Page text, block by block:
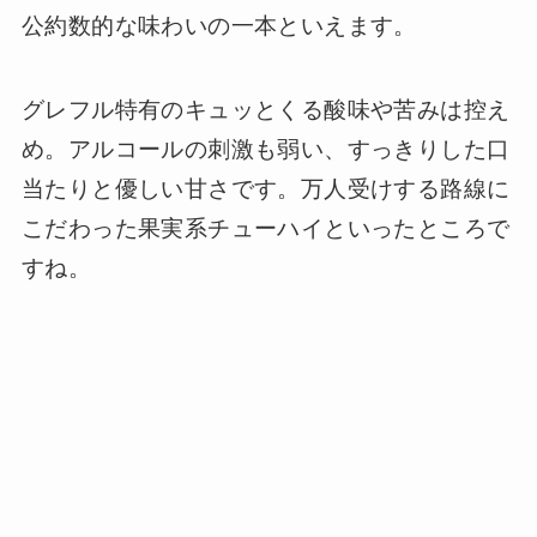
公約数的な味わいの一本といえます。
グレフル特有のキュッとくる酸味や苦みは控え
め。アルコールの刺激も弱い、すっきりした口
当たりと優しい甘さです。万人受けする路線に
こだわった果実系チューハイといったところで
すね。